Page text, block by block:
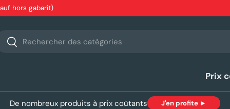
hors gabarit)
Rechercher
Prix
De nombreux produits à prix coûtants J'en profite ►